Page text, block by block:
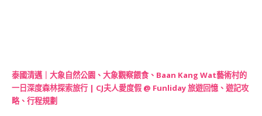
泰國清邁｜大象自然公園、大象觀察餵食、Baan Kang Wat藝術村的
一日深度森林探索旅行 | CJ夫人愛度假 @ Funliday 旅遊回憶、遊記攻
略、行程規劃